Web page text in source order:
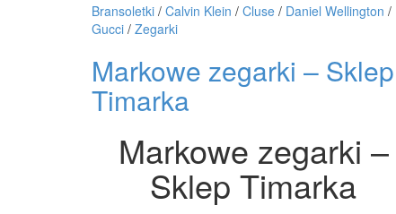
Bransoletki / Calvin Klein / Cluse / Daniel Wellington /
Gucci / Zegarki
Markowe zegarki – Sklep
Timarka
Markowe zegarki –
Sklep Timarka